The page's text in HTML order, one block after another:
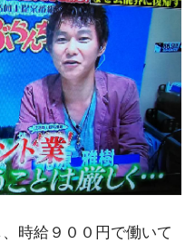
時給９００円で働いて